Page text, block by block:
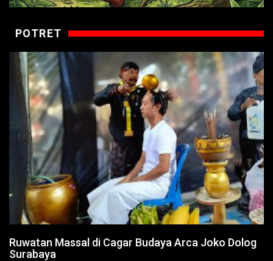
POTRET
Ruwatan Massal di Cagar Budaya Arca Joko Dolog
Surabaya